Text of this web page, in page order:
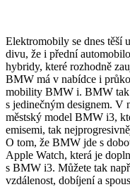
Elektromobily se dnes těší
divu, že i přední
hybridy, které rozhodně
BMW má v nabídce i
mobility BMW i. BMW tak
s jedinečným designem. V
městský model BMW i3,
emisemi, tak
O tom, že BMW jde s
Apple Watch, která je
s BMW i3. Můžete tak
vzdálenost, dobíjení a